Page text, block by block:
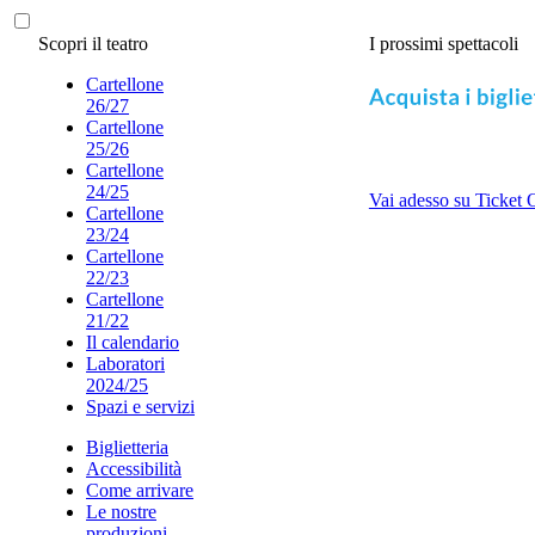
Scopri il teatro
Cartellone
26/27
Cartellone
25/26
Cartellone
24/25
Cartellone
23/24
Cartellone
22/23
Cartellone
21/22
Il calendario
Laboratori
2024/25
Spazi e servizi
Biglietteria
Accessibilità
Come arrivare
Le nostre
I prossimi spettacoli
Vai adesso su Ticket